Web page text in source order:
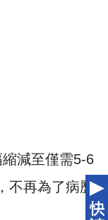
減至僅需5-6
不再為了病歷